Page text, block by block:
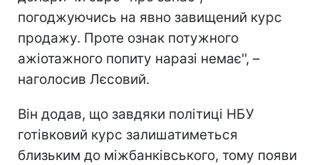
погоджуючись на явно завищений курс
продажу. Проте ознак потужного
ажіотажного попиту наразі немає'', –
наголосив Лєсовий.
Він додав, що завдяки політиці НБУ
готівковий курс залишатиметься
близьким до міжбанківського, тому появи